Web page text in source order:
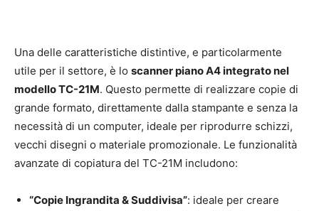
Una delle caratteristiche distintive, e particolarmente
utile per il settore, è lo scanner piano A4 integrato nel
modello TC-21M. Questo permette di realizzare copie di
grande formato, direttamente dalla stampante e senza la
necessità di un computer, ideale per riprodurre schizzi,
vecchi disegni o materiale promozionale. Le funzionalità
avanzate di copiatura del TC-21M includono:
“Copie Ingrandita & Suddivisa”: ideale per creare